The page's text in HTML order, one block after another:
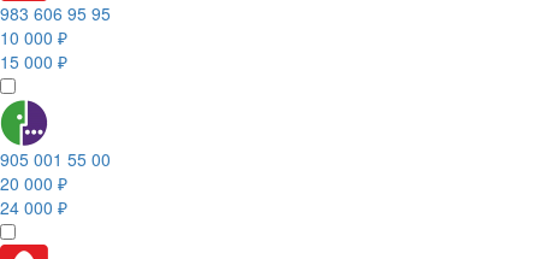
983 606 95 95
10 000 ₽
15 000 ₽
905 001 55 00
20 000 ₽
24 000 ₽